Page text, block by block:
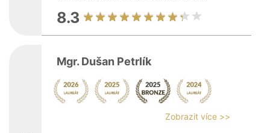
8.3
Mgr. Dušan Petrlík
Zobrazit více >>